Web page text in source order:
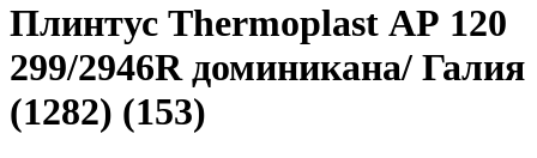
Плинтус Thermoplast АР 120
299/2946R доминикана/ Галия
(1282) (153)